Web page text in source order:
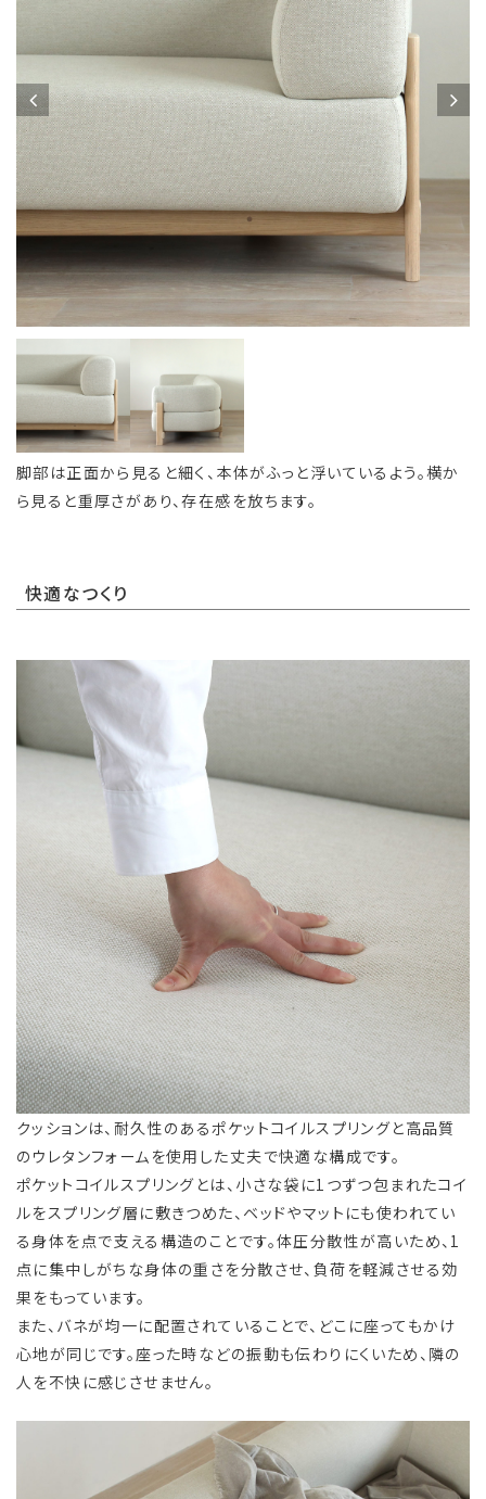
脚部は正面から見ると細く、本体がふっと浮いているよう。横か
ら見ると重厚さがあり、存在感を放ちます。
快適なつくり
クッションは、耐久性のあるポケットコイルスプリングと高品質
のウレタンフォームを使用した丈夫で快適な構成です。
ポケットコイルスプリングとは、小さな袋に1つずつ包まれたコイ
ルをスプリング層に敷きつめた、ベッドやマットにも使われてい
る身体を点で支える構造のことです。体圧分散性が高いため、1
点に集中しがちな身体の重さを分散させ、負荷を軽減させる効
果をもっています。
また、バネが均一に配置されていることで、どこに座ってもかけ
心地が同じです。座った時などの振動も伝わりにくいため、隣の
人を不快に感じさせません。